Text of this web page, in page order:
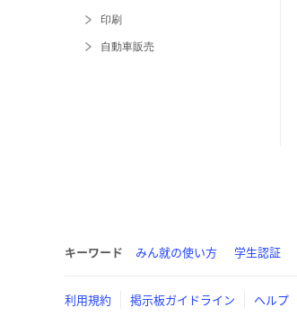
印刷
自動車販売
キーワード みん就の使い方 学生認証
利用規約 掲示板ガイドライン ヘルプ